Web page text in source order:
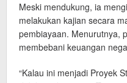
Meski mendukung, ia
melakukan kajian secara
pembiayaan. Menurutnya,
membebani keuangan
“Kalau ini menjadi Proyek